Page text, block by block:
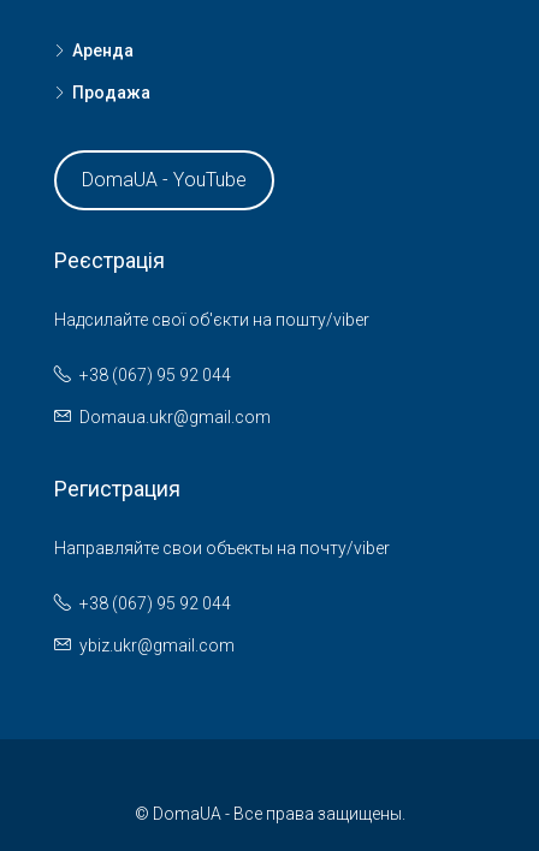
Аренда
Продажа
DomaUA - YouTube
Реєстрація
Надсилайте свої об'єкти на пошту/viber
+38 (067) 95 92 044
Domaua.ukr@gmail.com
Регистрация
Направляйте свои объекты на почту/viber
+38 (067) 95 92 044
ybiz.ukr@gmail.com
© DomaUA - Все права защищены.